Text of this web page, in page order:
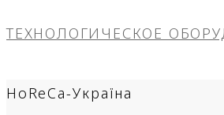
ТЕХНОЛОГИЧЕСКОЕ
HoReCa-Україна